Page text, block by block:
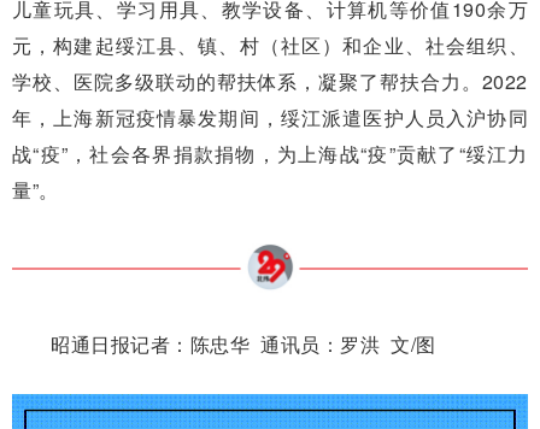
儿童玩具、学习用具、教学设备、计算机等价值190余万
元，构建起绥江县、镇、村（社区）和企业、社会组织、
学校、医院多级联动的帮扶体系，凝聚了帮扶合力。2022
年，上海新冠疫情暴发期间，绥江派遣医护人员入沪协同
战“疫”，社会各界捐款捐物，为上海战“疫”贡献了“绥江力
量”。
昭通日报记者： 陈忠华 通讯员：罗洪 文/图